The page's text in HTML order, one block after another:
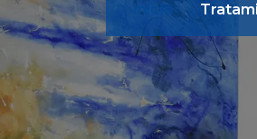
Inicio
Se
las
contamos